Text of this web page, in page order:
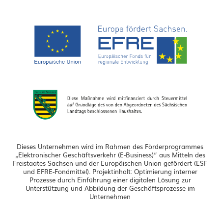
Dieses Unternehmen wird im Rahmen des Förderprogrammes
„Elektronischer Geschäftsverkehr (E-Business)“ aus Mitteln des
Freistaates Sachsen und der Europäischen Union gefördert (ESF
und EFRE-Fondmittel). Projektinhalt: Optimierung interner
Prozesse durch Einführung einer digitalen Lösung zur
Unterstützung und Abbildung der Geschäftsprozesse im
Unternehmen